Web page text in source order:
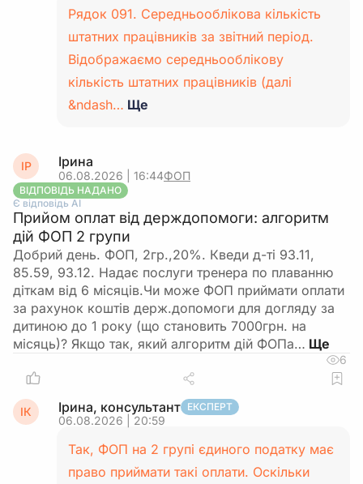
Рядок 091. Середньооблікова кількість
штатних працівників за звітний період.
Відображаємо середньооблікову
кількість штатних працівників (далі
&ndash… Ще
ІР Ірина
06.08.2026 | 16:44ФОП
ВІДПОВІДЬ НАДАНО
Є відповідь АІ
Прийом оплат від держдопомоги: алгоритм
дій ФОП 2 групи
Добрий день. ФОП, 2гр.,20%. Кведи д-ті 93.11,
85.59, 93.12. Надає послуги тренера по плаванню
діткам від 6 місяців.Чи може ФОП приймати оплати
за рахунок коштів держ.допомоги для догляду за
дитиною до 1 року (що становить 7000грн. на
місяць)? Якщо так, який алгоритм дій ФОПа…
6
ІК Ірина, консультант ЕКСПЕРТ
06.08.2026 | 20:59
Так, ФОП на 2 групі єдиного податку має
право приймати такі оплати. Оскільки